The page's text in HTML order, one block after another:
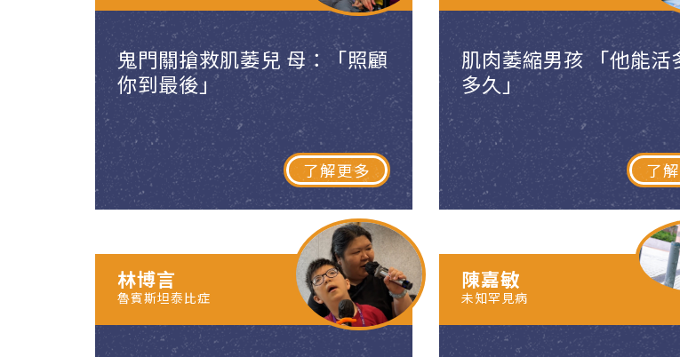
鬼門關搶救肌萎兒 母：「照顧
你到最後」
了解更多
肌肉萎縮男孩 「他能活
多久」
了
林博言
魯賓斯坦泰比症
陳嘉敏
未知罕見病